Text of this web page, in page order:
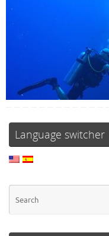
Language switcher